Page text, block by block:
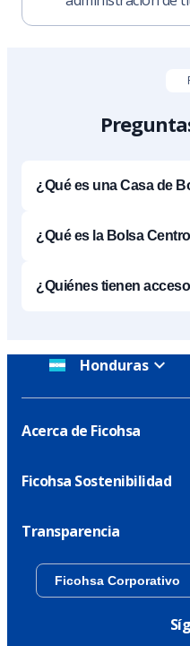
¿Qué es una Casa de
¿Qué es la Bolsa
¿Quiénes tienen
Honduras
Acerca de Ficohsa
Ficohsa Sostenibilidad
Transparencia
Ficohsa Corporativo